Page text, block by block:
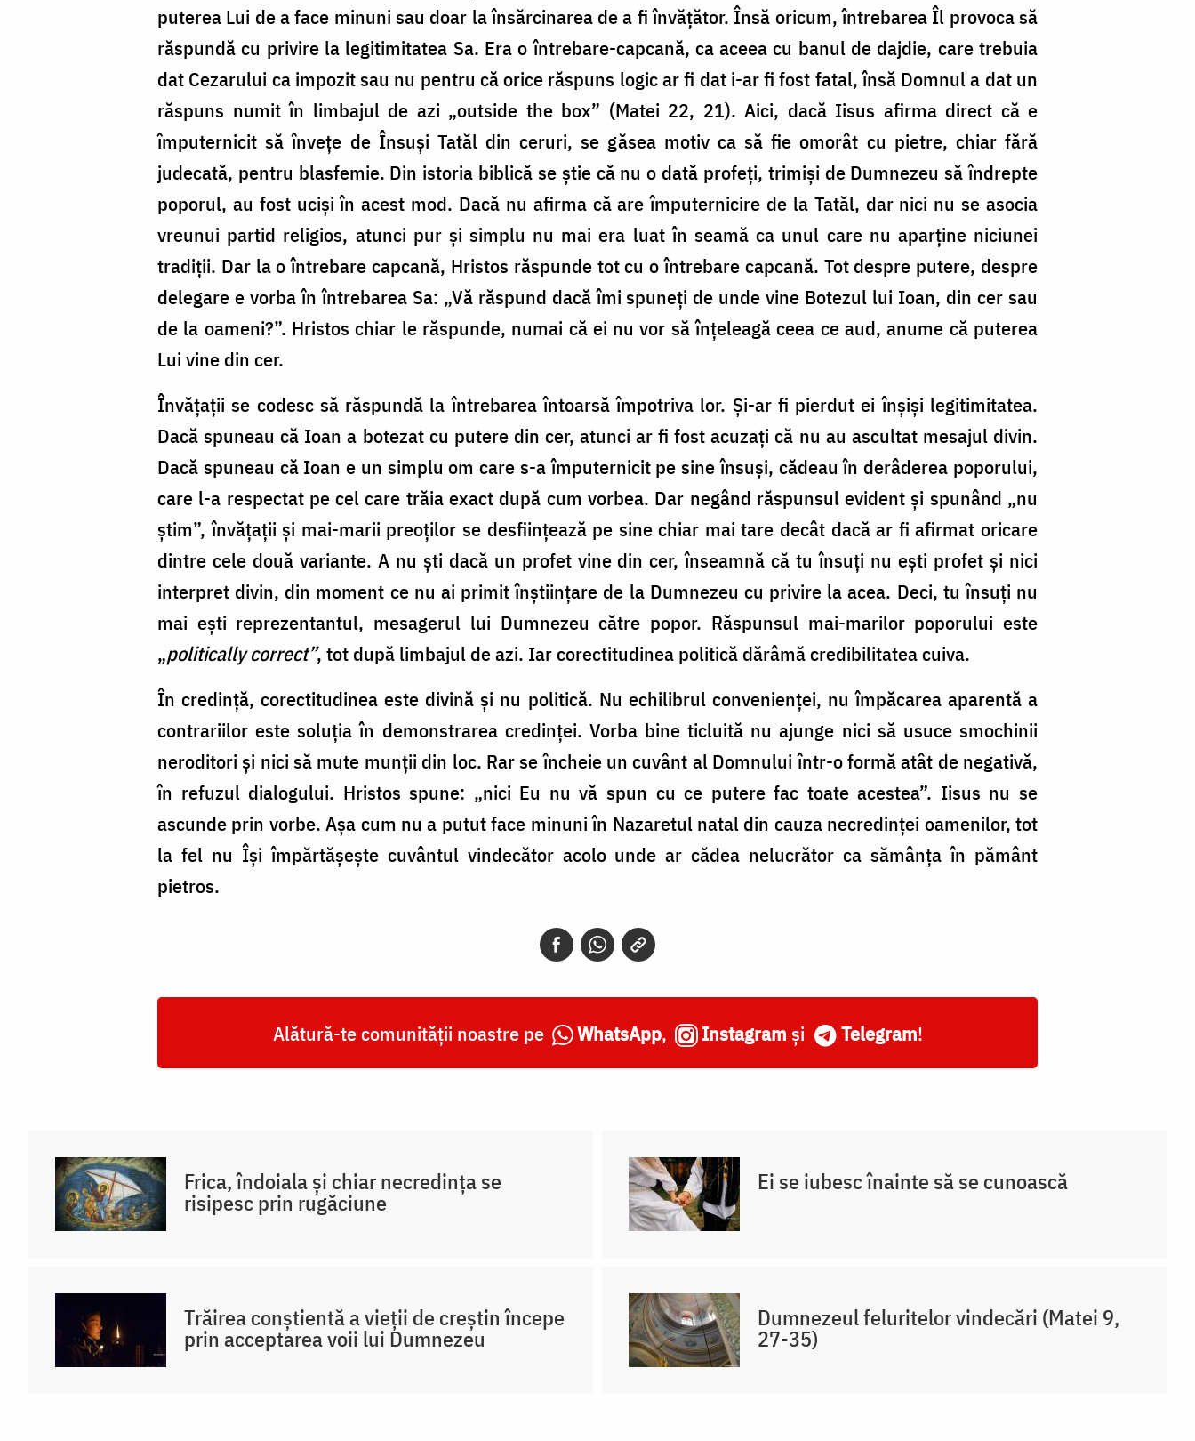
puterea Lui de a face minuni sau doar la însărcinarea de a fi învățător. Însă oricum, întrebarea Îl provoca să
răspundă cu privire la legitimitatea Sa. Era o întrebare-capcană, ca aceea cu banul de dajdie, care trebuia
dat Cezarului ca impozit sau nu pentru că orice răspuns logic ar fi dat i-ar fi fost fatal, însă Domnul a dat un
răspuns numit în limbajul de azi „outside the box” (Matei 22, 21). Aici, dacă Iisus afirma direct că e
împuternicit să învețe de Însuși Tatăl din ceruri, se găsea motiv ca să fie omorât cu pietre, chiar fără
judecată, pentru blasfemie. Din istoria biblică se știe că nu o dată profeți, trimiși de Dumnezeu să îndrepte
poporul, au fost uciși în acest mod. Dacă nu afirma că are împuternicire de la Tatăl, dar nici nu se asocia
vreunui partid religios, atunci pur și simplu nu mai era luat în seamă ca unul care nu aparține niciunei
tradiții. Dar la o întrebare capcană, Hristos răspunde tot cu o întrebare capcană. Tot despre putere, despre
delegare e vorba în întrebarea Sa: „Vă răspund dacă îmi spuneți de unde vine Botezul lui Ioan, din cer sau
de la oameni?”. Hristos chiar le răspunde, numai că ei nu vor să înțeleagă ceea ce aud, anume că puterea
Lui vine din cer.
Învățații se codesc să răspundă la întrebarea întoarsă împotriva lor. Și-ar fi pierdut ei înșiși legitimitatea.
Dacă spuneau că Ioan a botezat cu putere din cer, atunci ar fi fost acuzați că nu au ascultat mesajul divin.
Dacă spuneau că Ioan e un simplu om care s-a împuternicit pe sine însuși, cădeau în derâderea poporului,
care l-a respectat pe cel care trăia exact după cum vorbea. Dar negând răspunsul evident și spunând „nu
știm”, învățații și mai-marii preoților se desființează pe sine chiar mai tare decât dacă ar fi afirmat oricare
dintre cele două variante. A nu ști dacă un profet vine din cer, înseamnă că tu însuți nu ești profet și nici
interpret divin, din moment ce nu ai primit înștiințare de la Dumnezeu cu privire la acea. Deci, tu însuți nu
mai ești reprezentantul, mesagerul lui Dumnezeu către popor. Răspunsul mai-marilor poporului este
„politically correct”, tot după limbajul de azi. Iar corectitudinea politică dărâmă credibilitatea cuiva.
În credință, corectitudinea este divină și nu politică. Nu echilibrul convenienței, nu împăcarea aparentă a
contrariilor este soluția în demonstrarea credinței. Vorba bine ticluită nu ajunge nici să usuce smochinii
neroditori și nici să mute munții din loc. Rar se încheie un cuvânt al Domnului într-o formă atât de negativă,
în refuzul dialogului. Hristos spune: „nici Eu nu vă spun cu ce putere fac toate acestea”. Iisus nu se
ascunde prin vorbe. Așa cum nu a putut face minuni în Nazaretul natal din cauza necredinței oamenilor, tot
la fel nu Își împărtășește cuvântul vindecător acolo unde ar cădea nelucrător ca sămânța în pământ
pietros.
Alătură-te comunității noastre pe WhatsApp, Instagram și Telegram!
Frica, îndoiala și chiar necredința se
risipesc prin rugăciune
Ei se iubesc înainte să se cunoască
Trăirea conștientă a vieții de creștin începe
prin acceptarea voii lui Dumnezeu
Dumnezeul feluritelor vindecări (Matei 9,
27-35)